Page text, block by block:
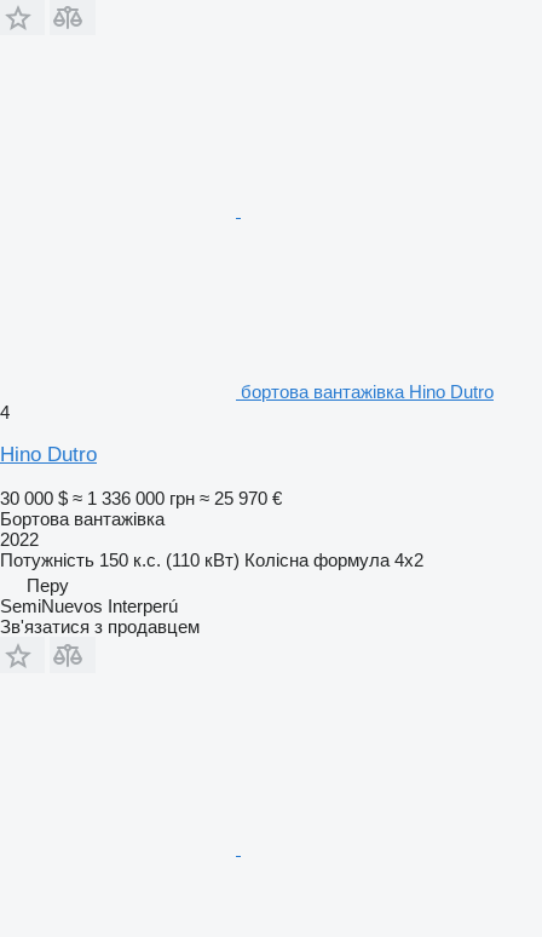
бортова вантажівка Hino Dutro
4
Hino Dutro
30 000 $ ≈ 1 336 000 грн ≈ 25 970 €
Бортова вантажівка
2022
Потужність 150 к.с. (110 кВт) Колісна формула 4x2
Перу
SemiNuevos Interperú
Зв'язатися з продавцем